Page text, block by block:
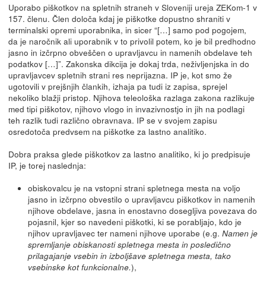
Uporabo piškotkov na spletnih straneh v Sloveniji ureja ZEKom-1 v
157. členu. Člen določa kdaj je piškotke dopustno shraniti v
terminalski opremi uporabnika, in sicer “[…] samo pod pogojem,
da je naročnik ali uporabnik v to privolil potem, ko je bil predhodno
jasno in izčrpno obveščen o upravljavcu in namenih obdelave teh
podatkov […]”. Zakonska dikcija je dokaj trda, neživljenjska in do
upravljavcev spletnih strani res neprijazna. IP je, kot smo že
ugotovili v prejšnjih člankih, izhaja pa tudi iz zapisa, sprejel
nekoliko blažji pristop. Njihova teleološka razlaga zakona razlikuje
med tipi piškotov, njihovo vlogo in invazivnostjo in jih na podlagi
teh razlik tudi različno obravnava. IP se v svojem zapisu
osredotoča predvsem na piškotke za lastno analitiko.
Dobra praksa glede piškotkov za lastno analitiko, ki jo predpisuje
IP, je torej naslednja:
obiskovalcu je na vstopni strani spletnega mesta na voljo
jasno in izčrpno obvestilo o upravljavcu piškotkov in namenih
njihove obdelave, jasna in enostavno dosegljiva povezava do
pojasnil, kjer so navedeni piškotki, ki se porabljajo, kdo je
njihov upravljavec ter nameni njihove uporabe (e.g.Namen je
spremljanje obiskanosti spletnega mesta in posledično
prilagajanje vsebin in izboljšave spletnega mesta, tako
vsebinske kot funkcionalne.),